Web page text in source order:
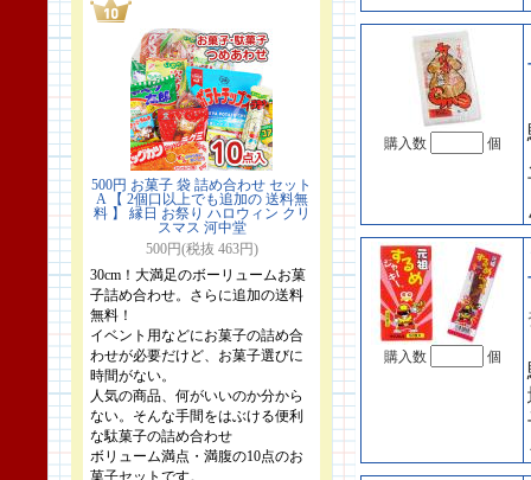
500円 お菓子 袋 詰め合わせ セット
A 【 2個口以上でも追加の 送料無
料 】 縁日 お祭り ハロウィン クリ
スマス 河中堂
500円(税抜 463円)
30cm！大満足のボーリュームお菓
子詰め合わせ。さらに追加の送料
無料！
イベント用などにお菓子の詰め合
わせが必要だけど、お菓子選びに
時間がない。
人気の商品、何がいいのか分から
ない。そんな手間をはぶける便利
な駄菓子の詰め合わせ
ボリューム満点・満腹の10点のお
菓子セットです。
購入数 個
購入数 個